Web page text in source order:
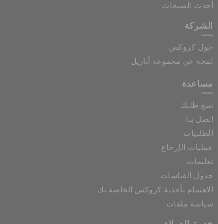
أحدث الصيحات
الشركة
حول كروكس
لمحة عن مجموعة أباريل
مساعدة
تتبع طلبك
اتصل بنا
الطلبيات
عمليات الإرجاع
تعليمات
جدول القياسات
الاهتمام بأحذية كروكس الخاصة بك
سياسة ملفات